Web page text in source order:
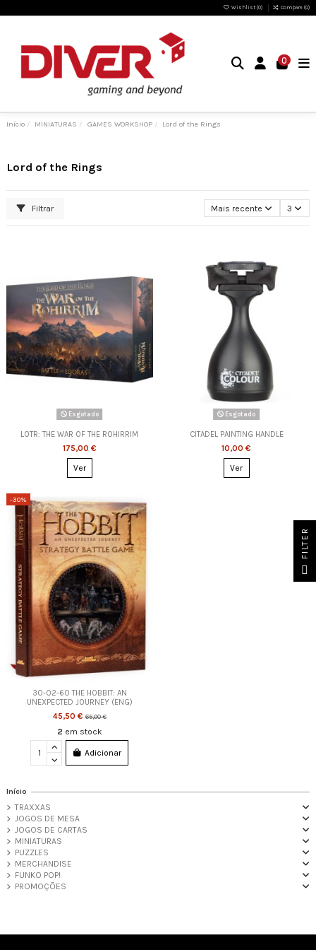
Wishlist (0) Compare (0)
0
Início MINIATURAS GAMES WORKSHOP Lord of the Rings
Lord of the Rings
Filtrar Mais recente 3
Esgotado
LOTR: THE WAR OF THE ROHIRRIM
175,00 €
Ver
Esgotado
CITADEL PAINTING HANDLE
10,00 €
Ver
-30%
30-02-60 THE HOBBIT: AN
UNEXPECTED JOURNEY (ENG)
45,50 €65,00 €
2 em stock
Adicionar
Início
TRAXXAS
JOGOS DE MESA
JOGOS DE CARTAS
MINIATURAS
PUZZLES
MERCHANDISE
FUNKO POP!
PROMOÇÕES
FILTER